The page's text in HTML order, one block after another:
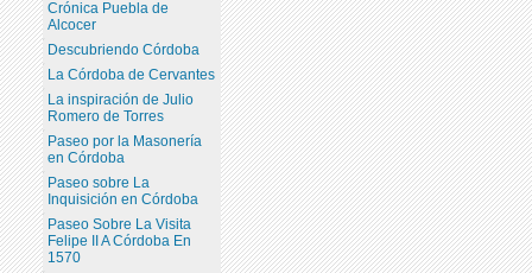
Crónica Puebla de
Alcocer
Descubriendo Córdoba
La Córdoba de Cervantes
La inspiración de Julio
Romero de Torres
Paseo por la Masonería
en Córdoba
Paseo sobre La
Inquisición en Córdoba
Paseo Sobre La Visita
Felipe II A Córdoba En
1570